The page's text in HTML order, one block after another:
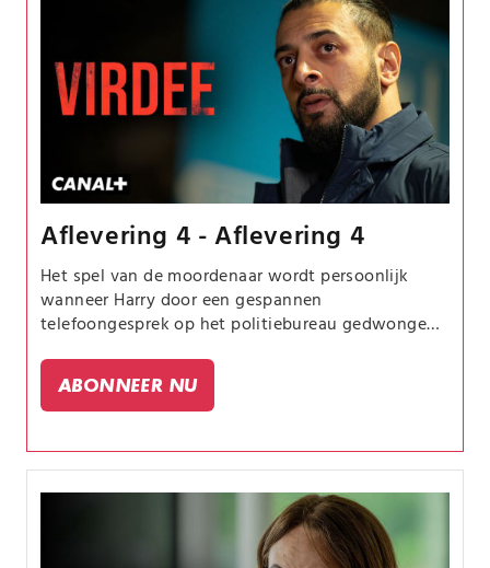
Aflevering 4 - Aflevering 4
Het spel van de moordenaar wordt persoonlijk
wanneer Harry door een gespannen
telefoongesprek op het politiebureau gedwongen
Zouden de recente misdaden met elkaar verbonden
kunnen zijn? Ondertussen vraagt Saimi zich
vanwege een toevallige ontdekking af hoeveel ze
eigenlijk weet over Harry en haar broer.
ABONNEER NU